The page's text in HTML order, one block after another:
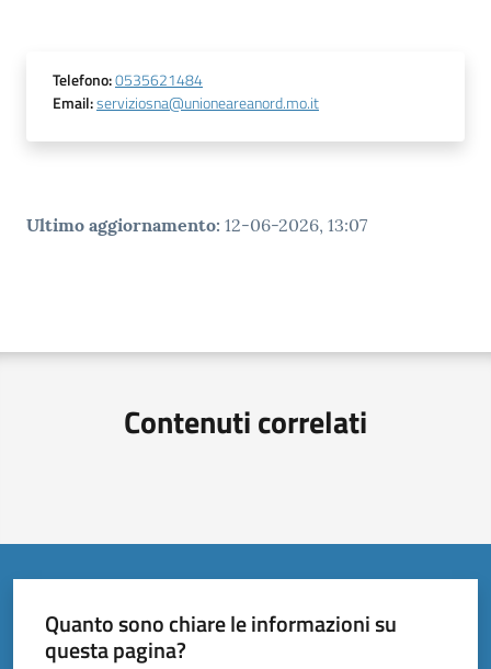
Telefono:0535621484
Email:serviziosna@unioneareanord.mo.it
Ultimo aggiornamento: 12-06-2026, 13:07
Contenuti correlati
Quanto sono chiare le informazioni su
questa pagina?